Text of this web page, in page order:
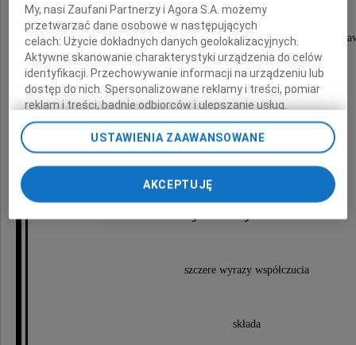
i Gimnazjum nr 48 im. Jana Pawła II,
zasłużonego i cenionego nauczyciela oraz
Człowieka wielkiego serca i ducha.
Mężowi, Dzieciom
oraz
szczere wyrazy współczucia
składa
My, nasi Zaufani Partnerzy i Agora S.A. możemy
przetwarzać dane osobowe w następujących
celach:Użycie dokładnych danych geolokalizacyjnych.
Aktywne skanowanie charakterystyki urządzenia do celów
identyfikacji. Przechowywanie informacji na urządzeniu lub
dostęp do nich. Spersonalizowane reklamy i treści, pomiar
reklam i treści, badnie odbiorców i ulepszanie usług.
Lista Zaufanych Partnerów
USTAWIENIA ZAAWANSOWANE
AKCEPTUJĘ